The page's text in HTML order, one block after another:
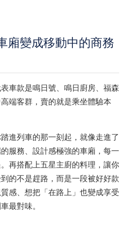
廂變成移動中的商務
表車款是鳴日號、鳴日廚房、福森
端客群，賣的就是乘坐體驗本
進列車的那一刻起，就像走進了
服務、設計感極強的車廂，每一
再搭配上五星主廚的料理，讓你
的不是趕路，而是一段被好好款
感、想把「在路上」也變成享受
最對味。